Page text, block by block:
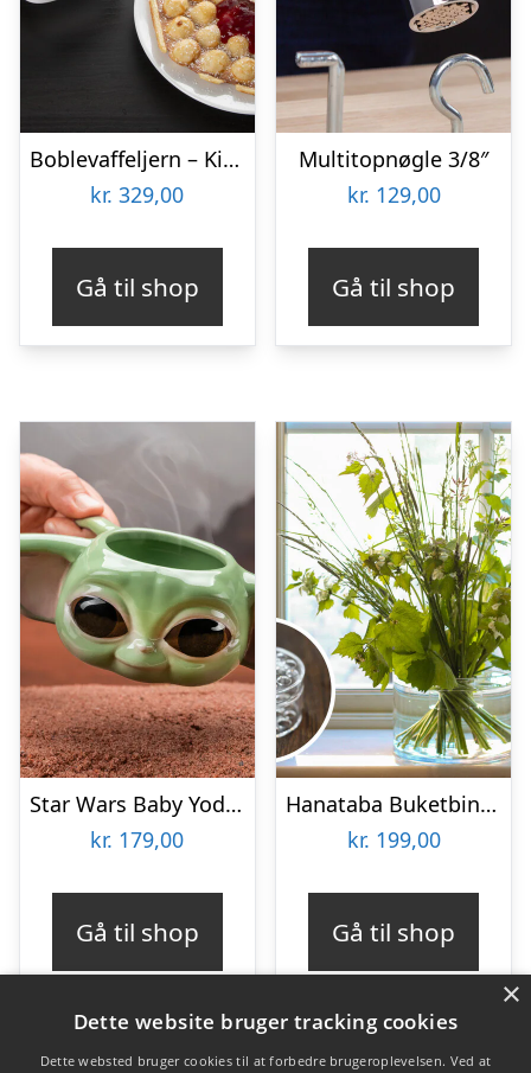
Boblevaffeljern – KitchPro
kr. 329,00
Gå til shop
Multitopnøgle 3/8″
kr. 129,00
Gå til shop
Star Wars Baby Yoda Krus
kr. 179,00
Gå til shop
Hanataba Buketbinder
kr. 199,00
Gå til shop
×
Dette website bruger tracking cookies
Dette websted bruger cookies til at forbedre brugeroplevelsen. Ved at